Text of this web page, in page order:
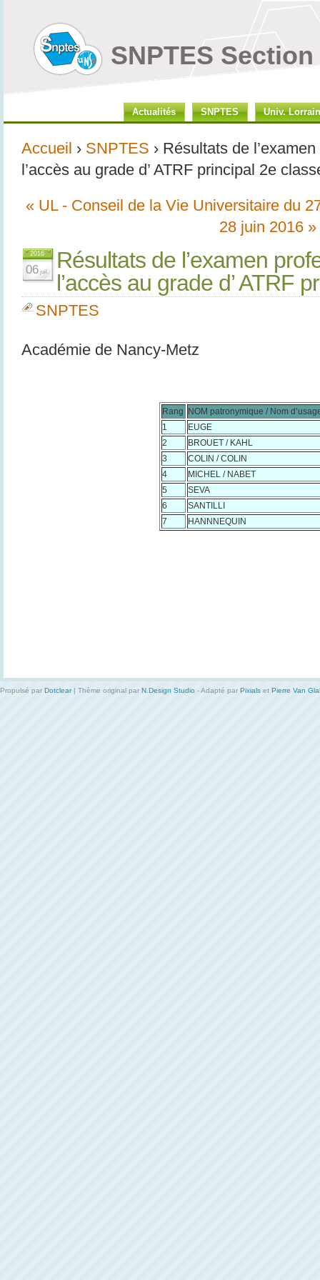
SNPTES
Actualités SNPTES Univ.
Accueil › SNPTES › Résultats de
l’accès au grade d’ ATRF principal 2e
« UL - Conseil de la Vie Universitaire du
28 juin 2016 »
2016
06 juil.
Résultats de l’examen
l’accès au grade d’ ATRF
SNPTES
Académie de Nancy-Metz
Rang
NOM patronymique / Nom
1
EUGE
2
BROUET / KAHL
3
COLIN / COLIN
4
MICHEL / NABET
5
SEVA
6
SANTILLI
7
HANNNEQUIN
Propulsé par Dotclear| Thème original par N.Design Studio - Adapté par Pixials et Pierre Van